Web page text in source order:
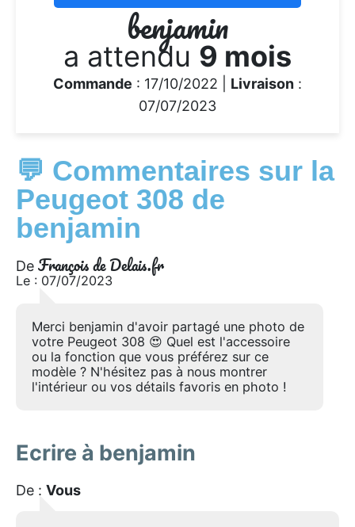
benjamin
a attendu 9 mois
Commande : 17/10/2022 | Livraison :
07/07/2023
💬 Commentaires sur la
Peugeot 308 de
benjamin
De François de Delais.fr
Le : 07/07/2023
Merci benjamin d'avoir partagé une photo de
votre Peugeot 308 😍 Quel est l'accessoire
ou la fonction que vous préférez sur ce
modèle ? N'hésitez pas à nous montrer
l'intérieur ou vos détails favoris en photo !
Ecrire à benjamin
De : Vous